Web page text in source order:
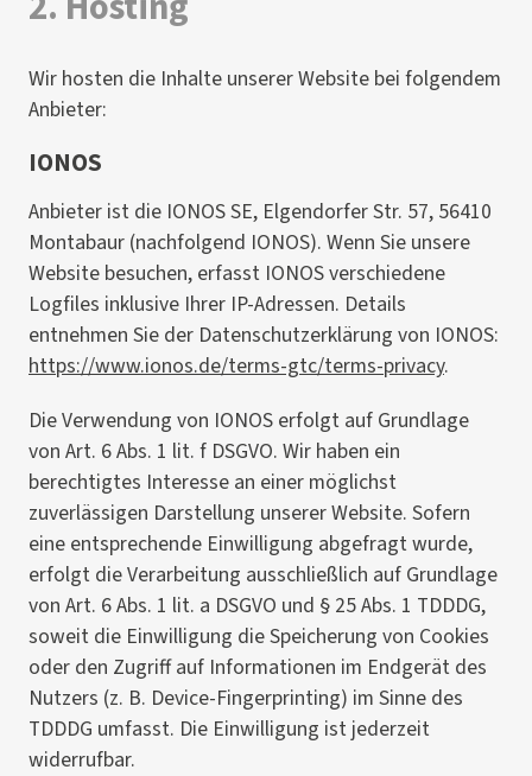
Wir hosten die Inhalte unserer Website bei folgendem
Anbieter:
IONOS
Anbieter ist die IONOS SE, Elgendorfer Str. 57, 56410
Montabaur (nachfolgend IONOS). Wenn Sie unsere
Website besuchen, erfasst IONOS verschiedene
Logfiles inklusive Ihrer IP-Adressen. Details
entnehmen Sie der Datenschutzerklärung von IONOS:
https://www.ionos.de/terms-gtc/terms-privacy.
Die Verwendung von IONOS erfolgt auf Grundlage
von Art. 6 Abs. 1 lit. f DSGVO. Wir haben ein
berechtigtes Interesse an einer möglichst
zuverlässigen Darstellung unserer Website. Sofern
eine entsprechende Einwilligung abgefragt wurde,
erfolgt die Verarbeitung ausschließlich auf Grundlage
von Art. 6 Abs. 1 lit. a DSGVO und § 25 Abs. 1 TDDDG,
soweit die Einwilligung die Speicherung von Cookies
oder den Zugriff auf Informationen im Endgerät des
Nutzers (z. B. Device-Fingerprinting) im Sinne des
TDDDG umfasst. Die Einwilligung ist jederzeit
widerrufbar.